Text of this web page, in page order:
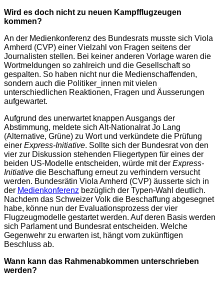
Wird es doch nicht zu neuen Kampfflugzeugen
kommen?
An der Medienkonferenz des Bundesrats musste sich Viola
Amherd (CVP) einer Vielzahl von Fragen seitens der
Journalisten stellen. Bei keiner anderen Vorlage waren die
Wortmeldungen so zahlreich und die Gesellschaft so
gespalten. So haben nicht nur die Medienschaffenden,
sondern auch die Politiker_innen mit vielen
unterschiedlichen Reaktionen, Fragen und Äusserungen
aufgewartet.
Aufgrund des unerwartet knappen Ausgangs der
Abstimmung, meldete sich Alt-Nationalrat Jo Lang
(Alternative, Grüne) zu Wort und verkündete die Prüfung
einer Express-Initiative. Sollte sich der Bundesrat von den
vier zur Diskussion stehenden Fliegertypen für eines der
beiden US-Modelle entscheiden, würde mit der Express-
Initiative die Beschaffung erneut zu verhindern versucht
werden. Bundesrätin Viola Amherd (CVP) äusserte sich in
der Medienkonferenz bezüglich der Typen-Wahl deutlich.
Nachdem das Schweizer Volk die Beschaffung abgesegnet
habe, könne nun der Evaluationsprozess der vier
Flugzeugmodelle gestartet werden. Auf deren Basis werden
sich Parlament und Bundesrat entscheiden. Welche
Gegenwehr zu erwarten ist, hängt vom zukünftigen
Beschluss ab.
Wann kann das Rahmenabkommen unterschrieben
werden?